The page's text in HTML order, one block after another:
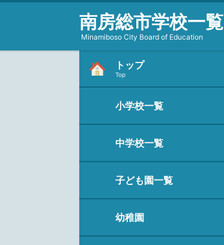
南房総市学校一覧
Minamiboso City Board of Education
トップ
Top
小学校一覧
中学校一覧
子ども園一覧
幼稚園